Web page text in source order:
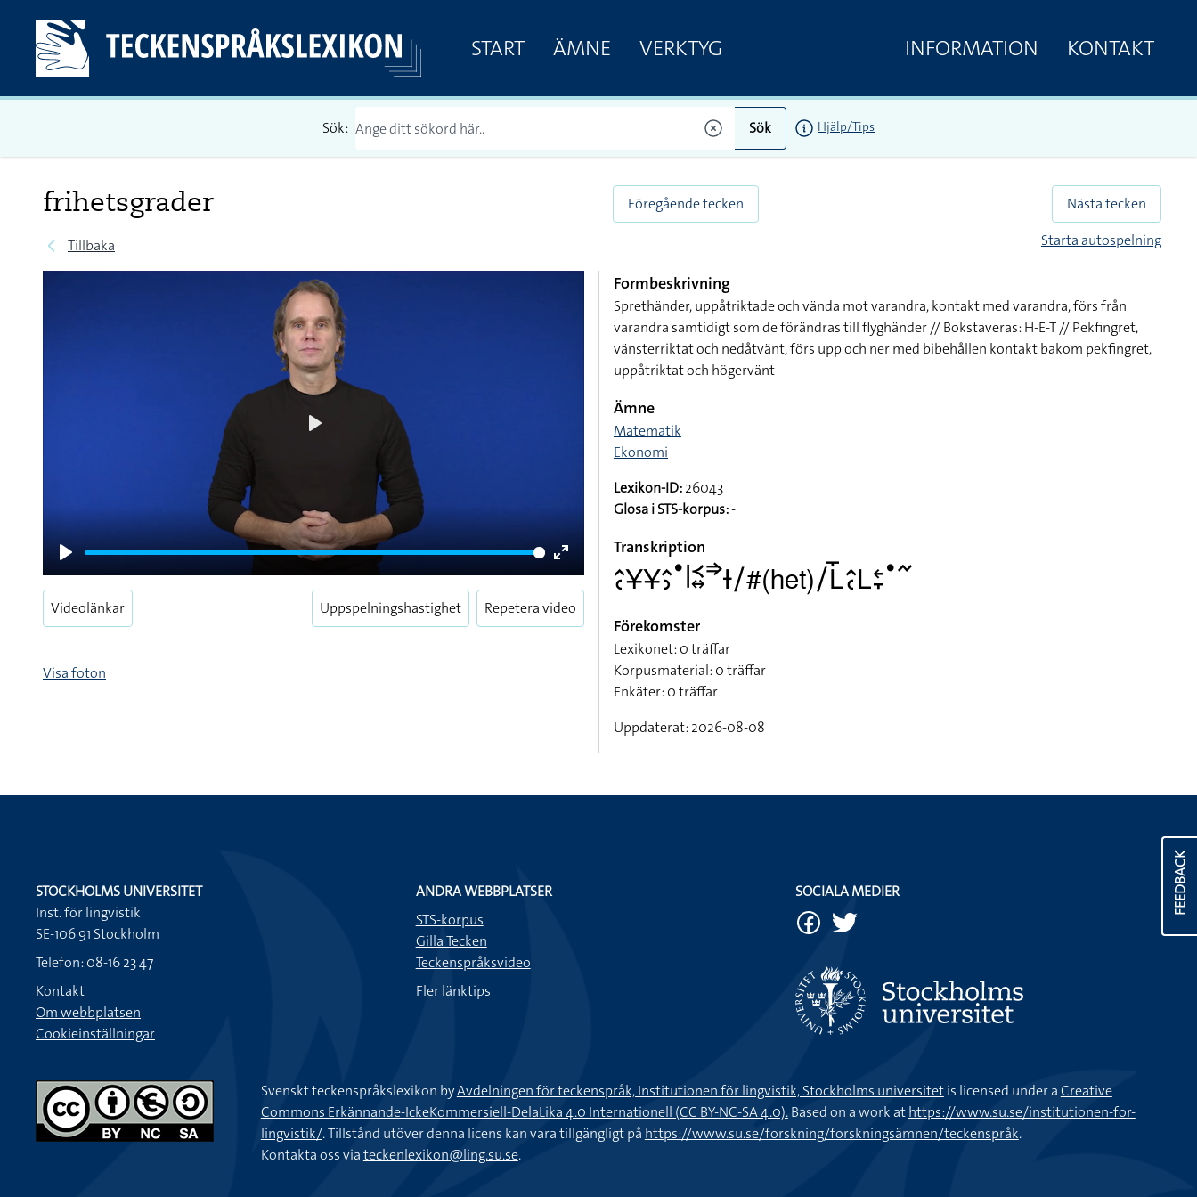
START ÄMNE VERKTYG INFORMATION KONTAKT
Sök: Sök Hjälp/Tips
frihetsgrader
Tillbaka
Föregående tecken
Nästa tecken
Starta autospelning
Play
Enter
fullscreen
Videolänkar Uppspelningshastighet Repetera video
Visa foton
Formbeskrivning
Sprethänder, uppåtriktade och vända mot varandra, kontakt med varandra, förs från
varandra samtidigt som de förändras till flyghänder // Bokstaveras: H-E-T // Pekfingret,
vänsterriktat och nedåtvänt, förs upp och ner med bibehållen kontakt bakom pekfingret,
uppåtriktat och högervänt
Ämne
Matematik
Ekonomi
Lexikon-ID:26043
Glosa i STS-korpus:-
Transkription
􌤵􌥗􌥃􌥃􌤵􌤶􌤟􌥼􌥹􌦉􌦆􌥑􌥠#(het)􌥠􌥈􌤻􌤵􌥗􌥈􌥓􌥙􌤟􌥨
Förekomster
Lexikonet: 0 träffar
Korpusmaterial: 0 träffar
Enkäter: 0 träffar
Uppdaterat: 2026-08-08
FEEDBACK
STOCKHOLMS UNIVERSITET
Inst. för lingvistik
SE-106 91 Stockholm
Telefon: 08-16 23 47
Kontakt
Om webbplatsen
Cookieinställningar
ANDRA WEBBPLATSER
STS-korpus
Gilla Tecken
Teckenspråksvideo
Fler länktips
SOCIALA MEDIER
Svenskt teckenspråkslexikon byAvdelningen för teckenspråk, Institutionen för lingvistik, Stockholms universitetis licensed under aCreative
Commons Erkännande-IckeKommersiell-DelaLika 4.0 Internationell (CC BY-NC-SA 4.0).Based on a work athttps://www.su.se/institutionen-for-
lingvistik/. Tillstånd utöver denna licens kan vara tillgängligt på https://www.su.se/forskning/forskningsämnen/teckenspråk.
Kontakta oss viateckenlexikon@ling.su.se.